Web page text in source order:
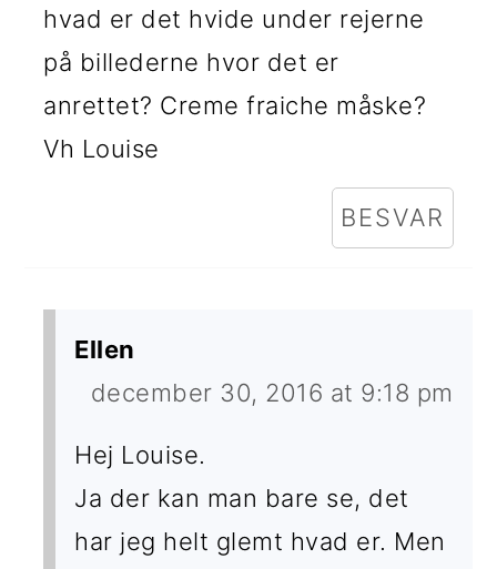
hvad er det hvide under rejerne
på billederne hvor det er
anrettet? Creme fraiche måske?
Vh Louise
BESVAR
Ellen
december 30, 2016 at 9:18 pm
Hej Louise.
Ja der kan man bare se, det
har jeg helt glemt hvad er. Men